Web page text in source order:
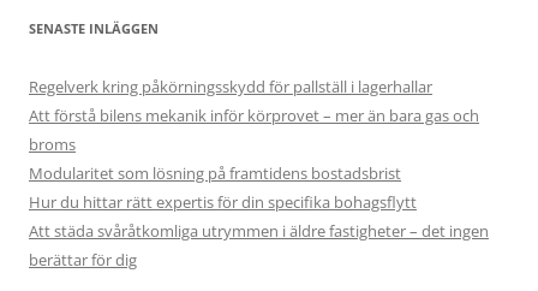
SENASTE INLÄGGEN
Regelverk kring påkörningsskydd för pallställ i lagerhallar
Att förstå bilens mekanik inför körprovet – mer än bara gas och
broms
Modularitet som lösning på framtidens bostadsbrist
Hur du hittar rätt expertis för din specifika bohagsflytt
Att städa svåråtkomliga utrymmen i äldre fastigheter – det ingen
berättar för dig